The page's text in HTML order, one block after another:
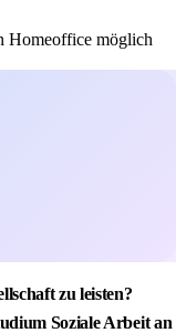
Homeoffice möglich
zu leisten?
Soziale Arbeit an